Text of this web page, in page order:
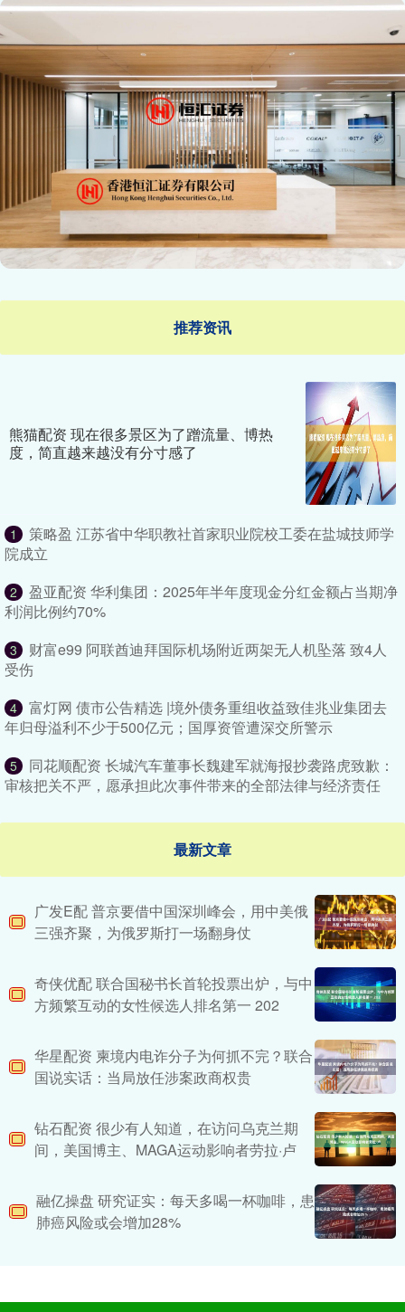
推荐资讯
熊猫配资 现在很多景区为了蹭流量、博热
度，简直越来越没有分寸感了
1
策略盈 江苏省中华职教社首家职业院校工委在盐城技师学
院成立
2
盈亚配资 华利集团：2025年半年度现金分红金额占当期净
利润比例约70%
3
财富e99 阿联酋迪拜国际机场附近两架无人机坠落 致4人
受伤
4
富灯网 债市公告精选 |境外债务重组收益致佳兆业集团去
年归母溢利不少于500亿元；国厚资管遭深交所警示
5
同花顺配资 长城汽车董事长魏建军就海报抄袭路虎致歉：
审核把关不严，愿承担此次事件带来的全部法律与经济责任
最新文章
广发E配 普京要借中国深圳峰会，用中美俄
三强齐聚，为俄罗斯打一场翻身仗
奇侠优配 联合国秘书长首轮投票出炉，与中
方频繁互动的女性候选人排名第一 202
华星配资 柬境内电诈分子为何抓不完？联合
国说实话：当局放任涉案政商权贵
钻石配资 很少有人知道，在访问乌克兰期
间，美国博主、MAGA运动影响者劳拉·卢
融亿操盘 研究证实：每天多喝一杯咖啡，患
肺癌风险或会增加28%